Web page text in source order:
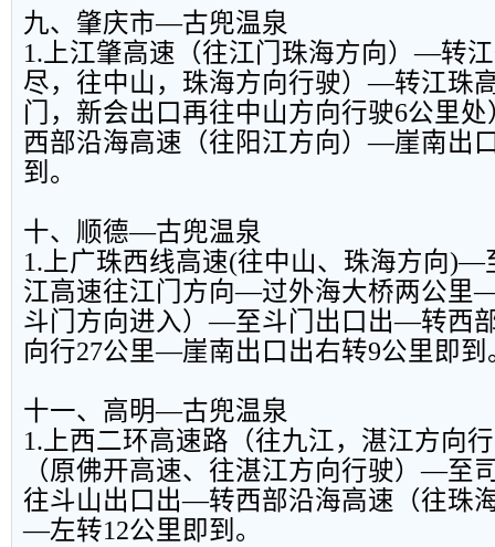
九、肇庆市—古兜温泉
1.上江肇高速（往江门珠海方向）—转
尽，往中山，珠海方向行驶）—转江珠
门，新会出口再往中山方向行驶6公里
西部沿海高速（往阳江方向）—崖南出
到。
十、顺德—古兜温泉
1.上广珠西线高速(往中山、珠海方向
江高速往江门方向—过外海大桥两公里
斗门方向进入）—至斗门出口出—转西
向行27公里—崖南出口出右转9公里即到
十一、高明—古兜温泉
1.上西二环高速路（往九江，湛江方向
（原佛开高速、往湛江方向行驶）—至
往斗山出口出—转西部沿海高速（往珠
—左转12公里即到。